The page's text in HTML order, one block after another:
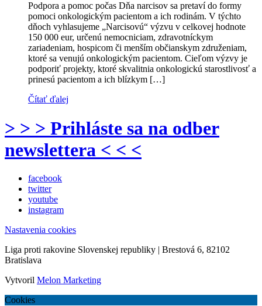
Podpora a pomoc počas Dňa narcisov sa pretaví do formy
pomoci onkologickým pacientom a ich rodinám. V týchto
dňoch vyhlasujeme „Narcisovú“ výzvu v celkovej hodnote
150 000 eur, určenú nemocniciam, zdravotníckym
zariadeniam, hospicom či menším občianskym združeniam,
ktoré sa venujú onkologickým pacientom. Cieľom výzvy je
podporiť projekty, ktoré skvalitnia onkologickú starostlivosť a
prinesú pacientom a ich blízkym […]
Čítať ďalej
> > > Prihláste sa na odber
newslettera < < <
facebook
twitter
youtube
instagram
Nastavenia cookies
Liga proti rakovine Slovenskej republiky | Brestová 6, 82102
Bratislava
Vytvoril Melon Marketing
Cookies